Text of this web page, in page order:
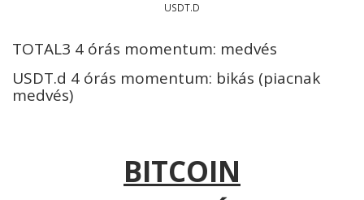
USDT.D
TOTAL3 4 órás momentum: medvés
USDT.d 4 órás momentum: bikás (piacnak
medvés)
BITCOIN